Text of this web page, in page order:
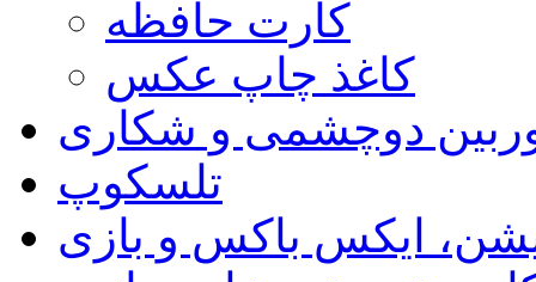
کارت حافظه
کاغذ چاپ عکس
دوچشمی و شکاری
تلسکوپ
ایکس باکس و بازی